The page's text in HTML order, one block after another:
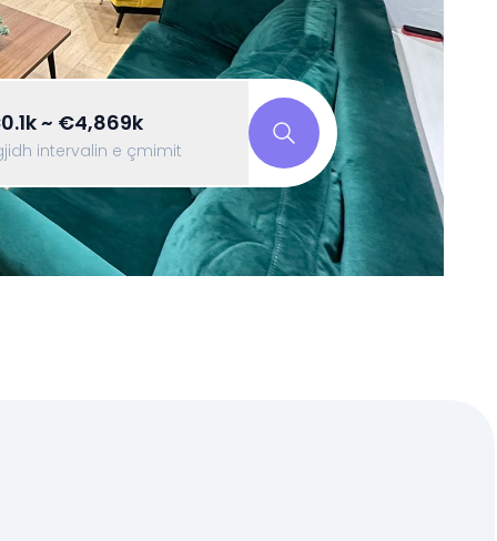
~ €4,869k
intervalin e çmimit